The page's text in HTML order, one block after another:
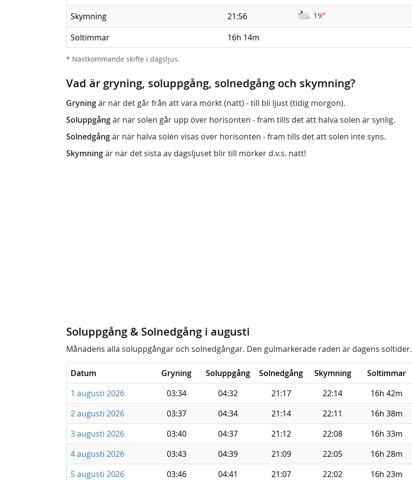
Skymning 21:56 19°
Soltimmar 16h 14m
* Nästkommande skifte i dagsljus.
Vad är gryning, soluppgång, solnedgång och skymning?
Gryningär när det går från att vara mörkt (natt) - till bli ljust (tidig morgon).
Soluppgångär när solen går upp över horisonten - fram tills det att halva solen är synlig.
Solnedgångär när halva solen visas över horisonten - fram tills det att solen inte syns.
Skymningär när det sista av dagsljuset blir till mörker d.v.s. natt!
Soluppgång & Solnedgång i augusti
Månadens alla soluppgångar och solnedgångar. Den gulmarkerade raden är dagens soltider.
Datum Gryning Soluppgång Solnedgång Skymning
Soltimmar
1 augusti 2026
03:34 04:32 21:17 22:14
16h 42m
2 augusti 2026
03:37 04:34 21:14 22:11
16h 38m
3 augusti 2026
03:40 04:37 21:12 22:08
16h 33m
4 augusti 2026
03:43 04:39 21:09 22:05
16h 28m
5 augusti 2026
03:46 04:41 21:07 22:02
16h 23m